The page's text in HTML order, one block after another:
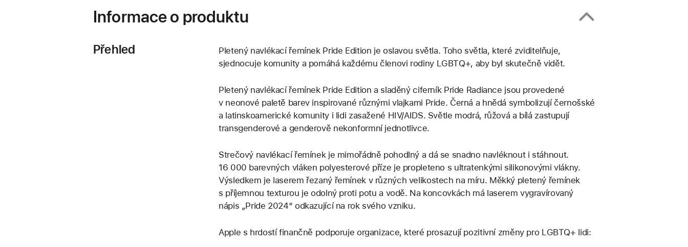
Informace o produktu
Přehled
Pletený navlékací řemínek Pride Edition je oslavou světla. Toho světla, které zviditelňuje,
sjednocuje komunity a pomáhá každému členovi rodiny LGBTQ+, aby byl skutečně vidět.
Pletený navlékací řemínek Pride Edition a sladěný ciferník Pride Radiance jsou provedené
v neonové paletě barev inspirované různými vlajkami Pride. Černá a hnědá symbolizují černošské
a latinskoamerické komunity i lidi zasažené HIV/AIDS. Světle modrá, růžová a bílá zastupují
transgenderové a genderově nekonformní jednotlivce.
Strečový navlékací řemínek je mimořádně pohodlný a dá se snadno navléknout i stáhnout.
16 000 barevných vláken polyesterové příze je propleteno s ultratenkými silikonovými vlákny.
Výsledkem je laserem řezaný řemínek v různých velikostech na míru. Měkký pletený řemínek
s příjemnou texturou je odolný proti potu a vodě. Na koncovkách má laserem vygravírovaný
nápis „Pride 2024“ odkazující na rok svého vzniku.
Apple s hrdostí finančně podporuje organizace, které prosazují pozitivní změny pro LGBTQ+ lidi: